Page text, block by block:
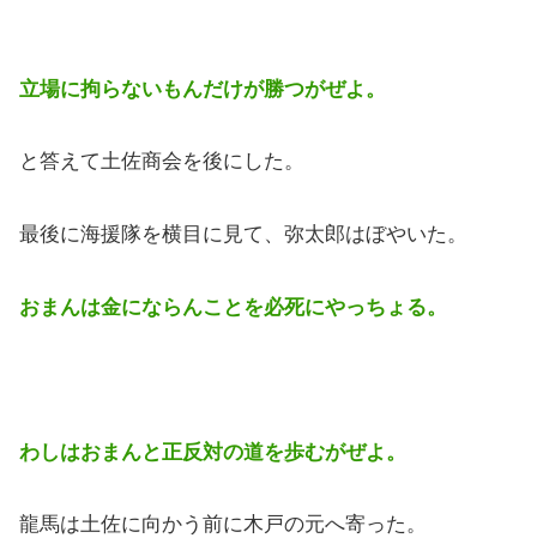
立場に拘らないもんだけが勝つがぜよ。
と答えて土佐商会を後にした。
最後に海援隊を横目に見て、弥太郎はぼやいた。
おまんは金にならんことを必死にやっちょる。
わしはおまんと正反対の道を歩むがぜよ。
龍馬は土佐に向かう前に木戸の元へ寄った。